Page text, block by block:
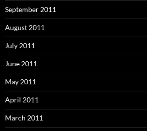
September 2011
August 2011
July 2011
June 2011
May 2011
April 2011
March 2011